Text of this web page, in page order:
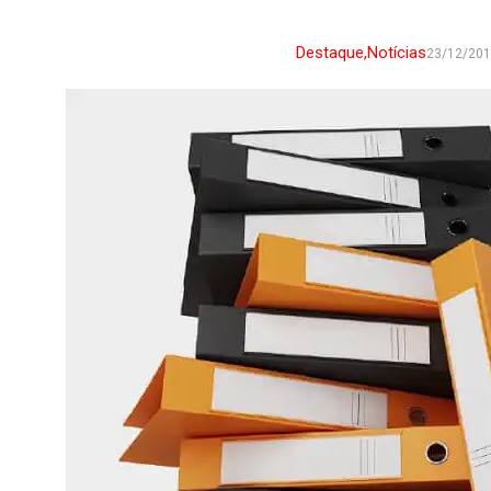
Destaque,Notícias23/12/